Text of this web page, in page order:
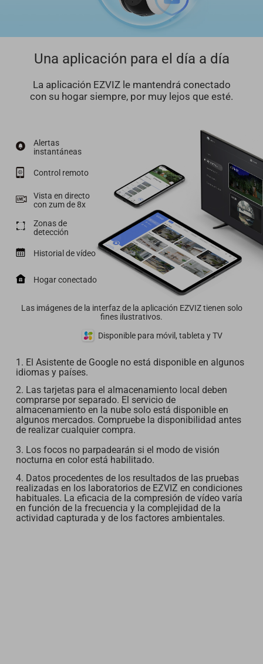
Una aplicación para el día a día
La aplicación EZVIZ le mantendrá conectado
con su hogar siempre, por muy lejos que esté.
Alertas
instantáneas
Control remoto
Vista en directo
con zum de 8x
Zonas de
detección
Historial de vídeo
Hogar conectado
Las imágenes de la interfaz de la aplicación EZVIZ tienen solo
fines ilustrativos.
Disponible para móvil, tableta y TV
1. El Asistente de Google no está disponible en algunos
idiomas y países.
2. Las tarjetas para el almacenamiento local deben
comprarse por separado. El servicio de
almacenamiento en la nube solo está disponible en
algunos mercados. Compruebe la disponibilidad antes
de realizar cualquier compra.
3. Los focos no parpadearán si el modo de visión
nocturna en color está habilitado.
4. Datos procedentes de los resultados de las pruebas
realizadas en los laboratorios de EZVIZ en condiciones
habituales. La eficacia de la compresión de vídeo varía
en función de la frecuencia y la complejidad de la
actividad capturada y de los factores ambientales.